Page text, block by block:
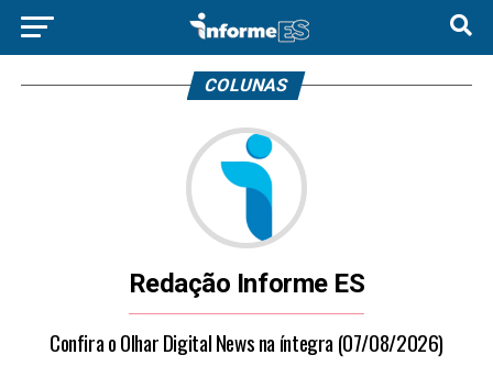
COLUNAS
Redação Informe ES
Confira o Olhar Digital News na íntegra (07/08/2026)